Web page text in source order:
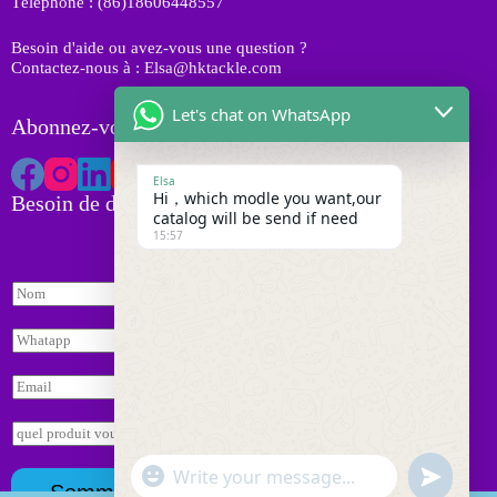
Besoin d'aide ou avez-vous une question ?
Contactez-nous à : Elsa@hktackle.com
Abonnez-vous à HK Tackle
Besoin de devis
N
o
m
*
W
h
a
a
p
p
*
N
o
询
盘
E
m
a
*
E
n
q
Let's chat on WhatsApp
Elsa
Hi，which modle you want,our
catalog will be send if need
15:57
"
W u